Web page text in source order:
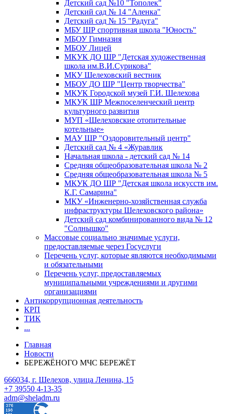
Детский сад №10 "Тополек"
Детский сад № 14 "Аленка"
Детский сад № 15 "Радуга"
МБУ ШР спортивная школа "Юность"
МБОУ Гимназия
МБОУ Лицей
МКУК ДО ШР "Детская художественная
школа им.В.И.Сурикова"
МКУ Шелеховский вестник
МБОУ ДО ШР "Центр творчества"
МКУК Городской музей Г.И. Шелехова
МКУК ШР Межпоселенческий центр
культурного развития
МУП «Шелеховские отопительные
котельные»
МАУ ШР "Оздоровительный центр"
Детский сад № 4 «Журавлик
Начальная школа - детский сад № 14
Средняя общеобразовательная школа № 2
Средняя общеобразовательная школа № 5
МКУК ДО ШР "Детская школа искусств им.
К.Г. Самарина"
МКУ «Инженерно-хозяйственная служба
инфраструктуры Шелеховского района»
Детский сад комбинированного вида № 12
"Солнышко"
Массовые социально значимые услуги,
предоставляемые через Госуслуги
Перечень услуг, которые являются необходимыми
и обязательными
Перечень услуг, предоставляемых
муниципальными учреждениями и другими
организациями
Антикоррупционная деятельность
КРП
ТИК
...
Главная
Новости
БЕРЕЖЁНОГО МЧС БЕРЕЖЁТ
666034, г. Шелехов, улица Ленина, 15
+7 39550 4-13-35
adm@sheladm.ru